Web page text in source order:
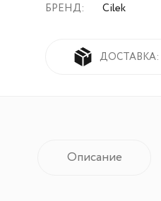
БРЕНД:
Cilek
ДОСТАВКА:
Описание